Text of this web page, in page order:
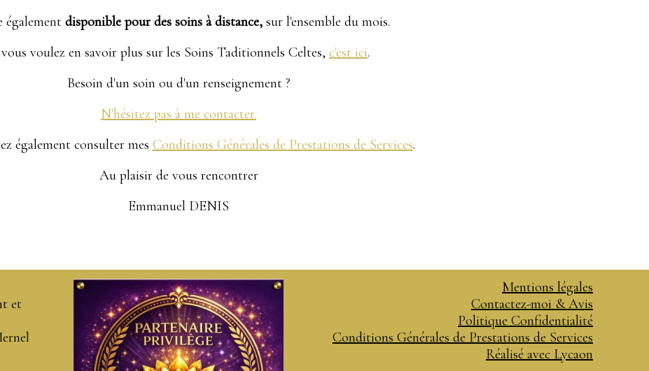
également disponible pour des soins à distance, sur l'ensemble du mois.
voulez en savoir plus sur les Soins Taditionnels Celtes, c'est ici.
Besoin d'un soin ou d'un renseignement ?
N'hésitez pas à me contacter.
également consulter mes Conditions Générales de Prestations de Services.
Au plaisir de vous rencontrer
Emmanuel DENIS
et
Mentions légales
Contactez-moi & Avis
Politique Confidentialité
Conditions Générales de Prestations de Services
Réalisé avec Lycaon